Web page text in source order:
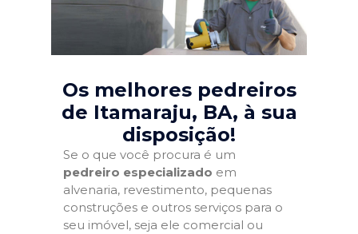
Os melhores pedreiros
de Itamaraju, BA, à sua
disposição!
Se o que você procura é um
pedreiro especializado em
alvenaria, revestimento, pequenas
construções e outros serviços para o
seu imóvel, seja ele comercial ou